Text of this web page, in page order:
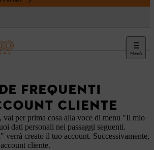
Menù
FREQUENTI
CLIENTE
vai per prima cosa alla voce di menu "Il mio
dati personali nei passaggi seguenti.
creato il tuo account. Successivamente,
cliente.